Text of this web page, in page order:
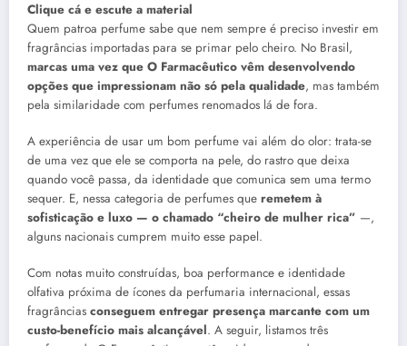
Clique cá e escute a material
Quem patroa perfume sabe que nem sempre é preciso investir em
fragrâncias importadas para se primar pelo cheiro. No Brasil,
marcas uma vez que O Farmacêutico vêm desenvolvendo
opções que impressionam não só pela qualidade, mas também
pela similaridade com perfumes renomados lá de fora.
A experiência de usar um bom perfume vai além do olor: trata-se
de uma vez que ele se comporta na pele, do rastro que deixa
quando você passa, da identidade que comunica sem uma termo
sequer. E, nessa categoria de perfumes que remetem à
sofisticação e luxo — o chamado “cheiro de mulher rica” —,
alguns nacionais cumprem muito esse papel.
Com notas muito construídas, boa performance e identidade
olfativa próxima de ícones da perfumaria internacional, essas
fragrâncias conseguem entregar presença marcante com um
custo-benefício mais alcançável. A seguir, listamos três